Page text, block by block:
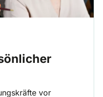
vor